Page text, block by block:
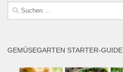
Suchen
nach:
GEMÜSEGARTEN STARTER-GUIDE